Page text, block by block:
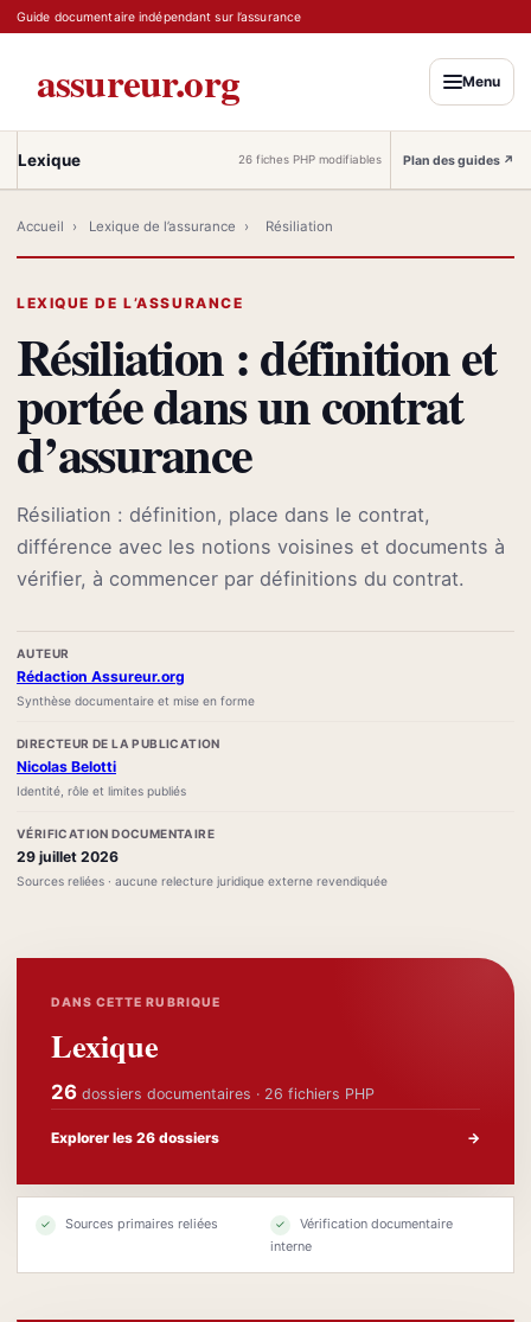
Guide documentaire indépendant sur l’assurance
assureur.org Menu
Lexique 26 fiches PHP modifiables Plan des guides ↗
Accueil › Lexique de l’assurance › Résiliation
LEXIQUE DE L’ASSURANCE
Résiliation : définition et
portée dans un contrat
d’assurance
Résiliation : définition, place dans le contrat,
différence avec les notions voisines et documents à
vérifier, à commencer par définitions du contrat.
AUTEUR
Rédaction Assureur.org
Synthèse documentaire et mise en forme
DIRECTEUR DE LA PUBLICATION
Nicolas Belotti
Identité, rôle et limites publiés
VÉRIFICATION DOCUMENTAIRE
29 juillet 2026
Sources reliées · aucune relecture juridique externe revendiquée
DANS CETTE RUBRIQUE
Lexique
26 dossiers documentaires · 26 fichiers PHP
Explorer les 26 dossiers →
✓ Sources primaires reliées ✓
Vérification documentaire
interne